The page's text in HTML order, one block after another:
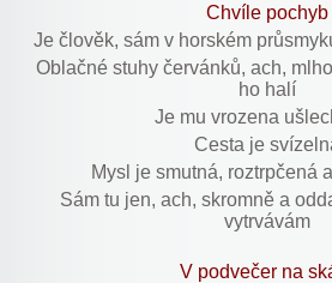
Chvíle pochyb
Je člověk, sám v horském
Oblačné stuhy červánků, ach,
ho halí
Je mu vrozena
Cesta je
Mysl je smutná, roztrpčená
Sám tu jen, ach, skromně a
vytrvávám
V podvečer na